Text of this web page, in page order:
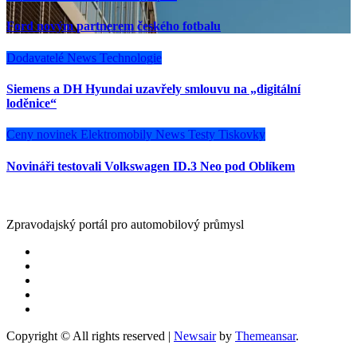
Ford novým partnerem českého fotbalu
Dodavatelé News Technologie
Siemens a DH Hyundai uzavřely smlouvu na „digitální
loděnice“
Ceny novinek Elektromobily News Testy Tiskovky
Novináři testovali Volkswagen ID.3 Neo pod Oblíkem
Zpravodajský portál pro automobilový průmysl
Copyright © All rights reserved | Newsairby Themeansar.